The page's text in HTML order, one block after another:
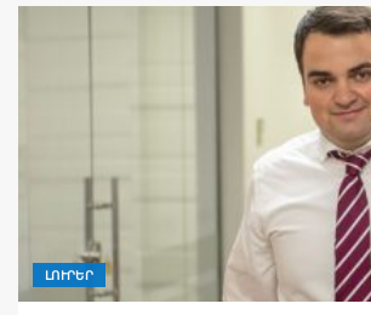
ԼՈՒՐԵՐ